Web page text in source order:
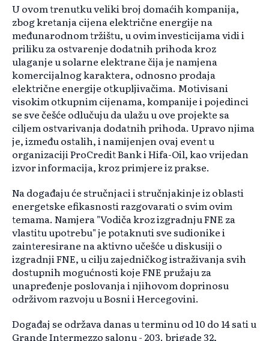
U ovom trenutku veliki broj domaćih kompanija,
zbog kretanja cijena električne energije na
međunarodnom tržištu, u ovim investicijama vidi i
priliku za ostvarenje dodatnih prihoda kroz
ulaganje u solarne elektrane čija je namjena
komercijalnog karaktera, odnosno prodaja
električne energije otkupljivačima. Motivisani
visokim otkupnim cijenama, kompanije i pojedinci
se sve češće odlučuju da ulažu u ove projekte sa
ciljem ostvarivanja dodatnih prihoda. Upravo njima
je, između ostalih, i namijenjen ovaj event u
organizaciji ProCredit Bank i Hifa-Oil, kao vrijedan
izvor informacija, kroz primjere iz prakse.
Na događaju će stručnjaci i stručnjakinje iz oblasti
energetske efikasnosti razgovarati o svim ovim
temama. Namjera "Vodiča kroz izgradnju FNE za
vlastitu upotrebu" je potaknuti sve sudionike i
zainteresirane na aktivno učešće u diskusiji o
izgradnji FNE, u cilju zajedničkog istraživanja svih
dostupnih mogućnosti koje FNE pružaju za
unapređenje poslovanja i njihovom doprinosu
održivom razvoju u Bosni i Hercegovini.
Događaj se održava danas u terminu od 10 do 14 sati u
Grande Intermezzo salonu - 203. brigade 32,